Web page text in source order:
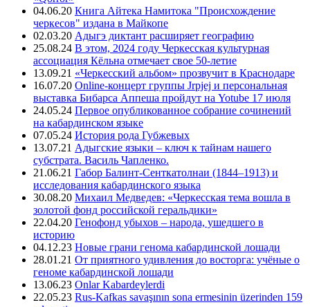
04.06.20 Книга Айтека Намитока "Происхождение
черкесов" издана в Майкопе
02.03.20 Адыгэ диктант расширяет географию
25.08.24 В этом, 2024 году Черкесская культурная
ассоциация Кёльна отмечает свое 50-летие
13.09.21 «Черкесский альбом» прозвучит в Краснодаре
16.07.20 Online-концерт группы Jrpjej и персональная
выставка Бибарса Аппеша пройдут на Yotube 17 июля
24.05.24 Первое опубликованное собрание сочинений
на кабардинском языке
07.05.24 История рода Губжевых
13.07.21 Адыгские языки – ключ к тайнам нашего
субстрата. Василь Чапленко.
21.06.21 Габор Балинт-Сенткатолнаи (1844–1913) и
исследования кабардинского языка
30.08.20 Михаил Медведев: «Черкесская тема вошла в
золотой фонд российской геральдики»
22.04.20 Генофонд убыхов – народа, ушедшего в
историю
04.12.23 Новые грани генома кабардинской лошади
28.01.21 От приятного удивления до восторга: учёные о
геноме кабардинской лошади
13.06.23 Onlar Kabardeylerdi
22.05.23 Rus-Kafkas savaşının sona ermesinin üzerinden 159